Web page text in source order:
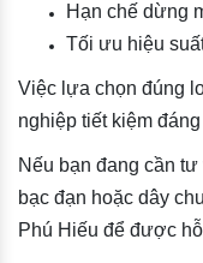
Hạn chế dừng
Tối ưu hiệu
Việc lựa chọn đúng
nghiệp tiết kiệm
Nếu bạn đang cần
bạc đạn hoặc dây
Phú Hiếu để được